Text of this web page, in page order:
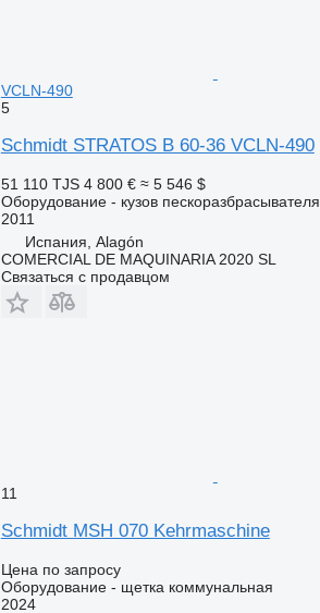
VCLN-490
5
Schmidt STRATOS B 60-36 VCLN-490
51 110 TJS 4 800 € ≈ 5 546 $
Оборудование - кузов пескоразбрасывателя
2011
Испания, Alagón
COMERCIAL DE MAQUINARIA 2020 SL
Связаться с продавцом
11
Schmidt MSH 070 Kehrmaschine
Цена по запросу
Оборудование - щетка коммунальная
2024